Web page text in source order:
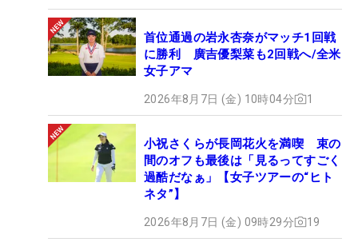
首位通過の岩永杏奈がマッチ1回戦
に勝利 廣吉優梨菜も2回戦へ/全米
女子アマ
2026年8月7日 (金) 10時04分 1
小祝さくらが長岡花火を満喫 束の
間のオフも最後は「見るってすごく
過酷だなぁ」【女子ツアーの“ヒト
ネタ”】
2026年8月7日 (金) 09時29分 19